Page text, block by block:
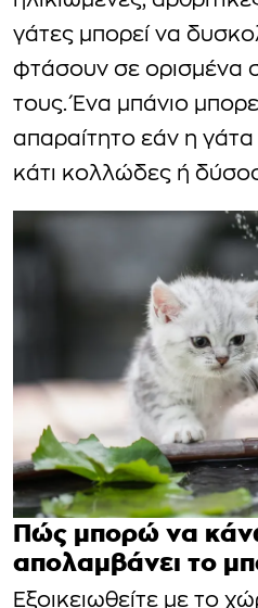
γάτες μπορεί να
φτάσουν σε ορισμένα
τους. Ένα μπάνιο
απαραίτητο εάν η γάτα
κάτι κολλώδες ή
Πώς μπορώ να
απολαμβάνει το
Εξοικειωθείτε με το